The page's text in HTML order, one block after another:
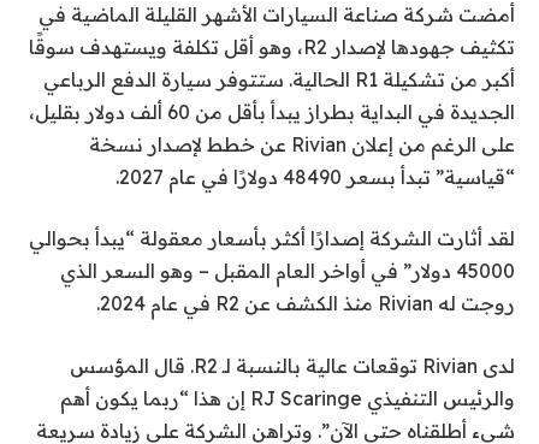
أمضت شركة صناعة السيارات الأشهر القليلة الماضية في
تكثيف جهودها لإصدار R2، وهو أقل تكلفة ويستهدف سوقًا
أكبر من تشكيلة R1 الحالية. ستتوفر سيارة الدفع الرباعي
الجديدة في البداية بطراز يبدأ بأقل من 60 ألف دولار بقليل،
على الرغم من إعلان Rivian عن خطط لإصدار نسخة
“قياسية” تبدأ بسعر 48490 دولارًا في عام 2027.
لقد أثارت الشركة إصدارًا أكثر بأسعار معقولة “يبدأ بحوالي
45000 دولار” في أواخر العام المقبل – وهو السعر الذي
روجت له Rivian منذ الكشف عن R2 في عام 2024.
لدى Rivian توقعات عالية بالنسبة لـ R2. قال المؤسس
والرئيس التنفيذي RJ Scaringe إن هذا “ربما يكون أهم
شيء أطلقناه حتى الآن”. وتراهن الشركة على زيادة سريعة